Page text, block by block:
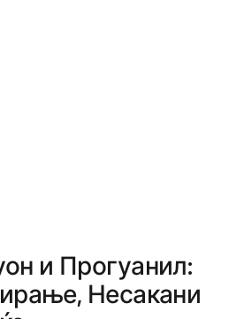
и Прогуанил:
Несакани